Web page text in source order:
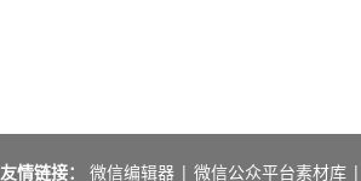
友情链接： 微信编辑器 | 微信公众平台素材库 |